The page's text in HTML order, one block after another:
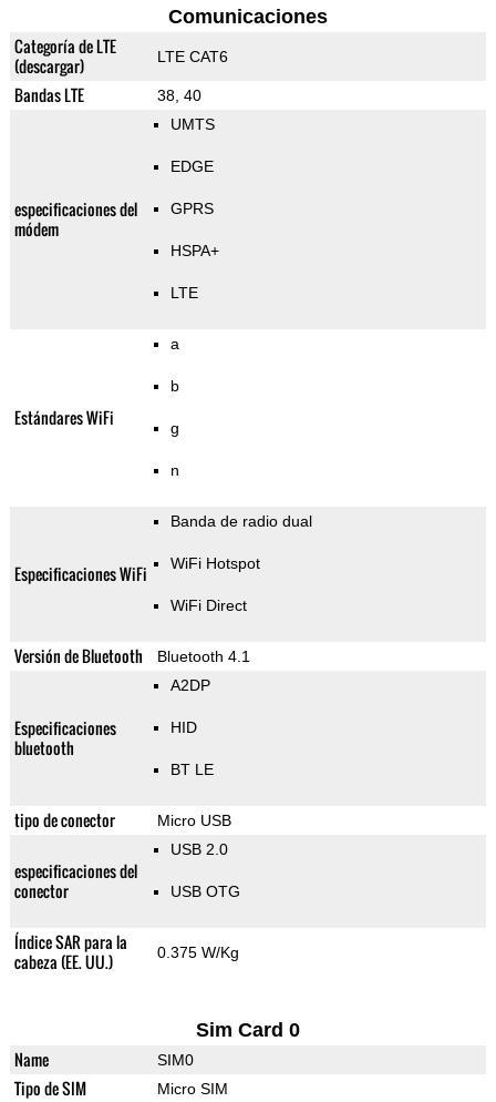
Comunicaciones
Categoría de LTE
(descargar)
LTE CAT6
Bandas LTE 38, 40
especificaciones del
módem
UMTS
EDGE
GPRS
HSPA+
LTE
Estándares WiFi
a
b
g
n
Especificaciones WiFi
Banda de radio dual
WiFi Hotspot
WiFi Direct
Versión de Bluetooth Bluetooth 4.1
Especificaciones
bluetooth
A2DP
HID
BT LE
tipo de conector Micro USB
especificaciones del
conector
USB 2.0
USB OTG
Índice SAR para la
cabeza (EE. UU.)
0.375 W/Kg
Sim Card 0
Name SIM0
Tipo de SIM Micro SIM